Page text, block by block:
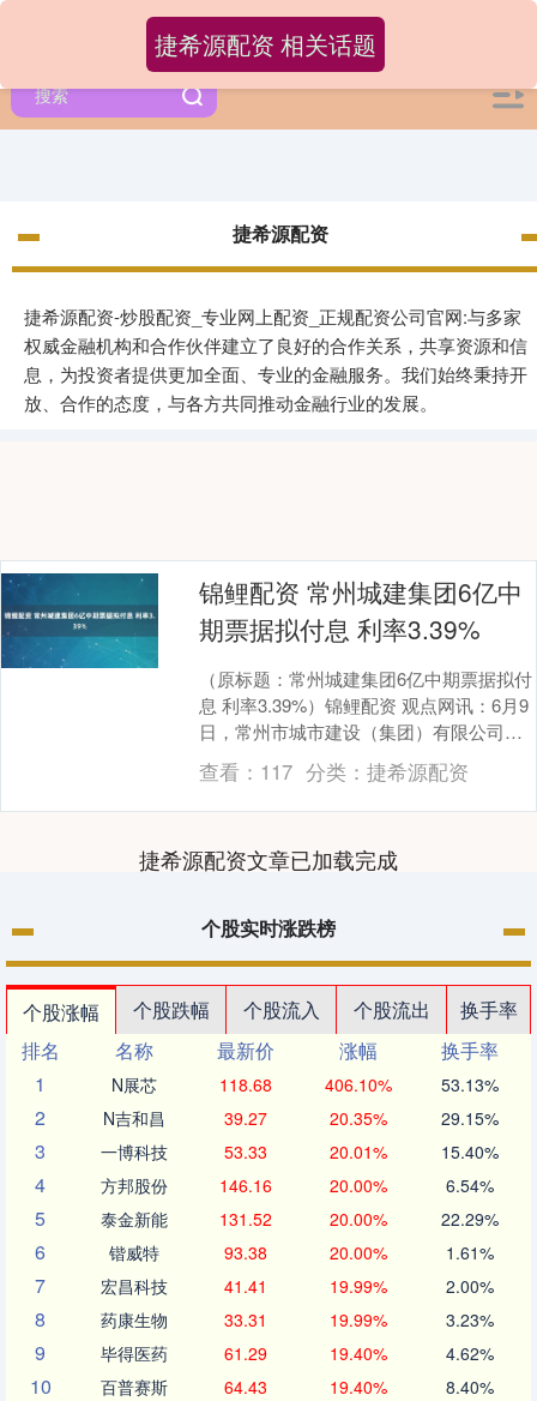
捷希源配资
捷希源配资-炒股配资_专业网上配资_正规配资公司官网:与多家
权威金融机构和合作伙伴建立了良好的合作关系，共享资源和信
息，为投资者提供更加全面、专业的金融服务。我们始终秉持开
放、合作的态度，与各方共同推动金融行业的发展。
捷希源配资 相关话题
锦鲤配资 常州城建集团6亿中
期票据拟付息 利率3.39%
（原标题：常州城建集团6亿中期票据拟付
息 利率3.39%）锦鲤配资 观点网讯：6月9
日，常州市城市建设（集团）有限公司发
布公告，披露2023年度第三期中期票据
付....
查看： 117 分类： 捷希源配资
捷希源配资文章已加载完成
个股实时涨跌榜
个股涨幅 个股跌幅 个股流入 个股流出
换手率
排名
名称 最新价 涨幅
换手率
1
N展芯 118.68 406.10% 53.13%
2 N吉和昌 39.27 20.35% 29.15%
3 一博科技 53.33 20.01% 15.40%
4 方邦股份 146.16 20.00% 6.54%
5 泰金新能 131.52 20.00% 22.29%
6 锴威特 93.38 20.00% 1.61%
7 宏昌科技 41.41 19.99% 2.00%
8 药康生物 33.31 19.99% 3.23%
9 毕得医药 61.29 19.40% 4.62%
10 百普赛斯 64.43 19.40% 8.40%